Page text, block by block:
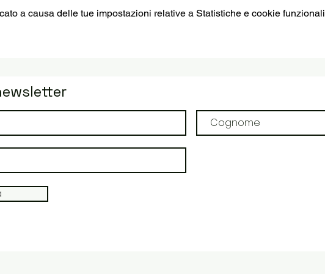
a causa delle tue impostazioni relative a Statistiche e cookie